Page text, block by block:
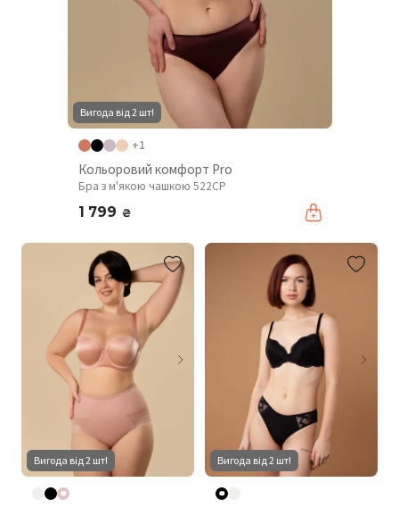
Вигода від 2 шт!
+1
Кольоровий комфорт Pro
Бра з м'якою чашкою 522CP
1 799 ₴
Вигода від 2 шт! Вигода від 2 шт!